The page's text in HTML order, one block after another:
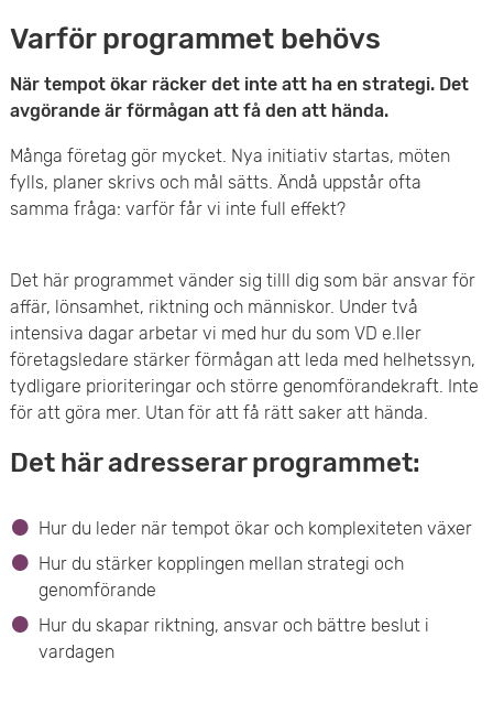
åVarför programmet behövs
När tempot ökar räcker det inte att ha en strategi. Det
avgörande är förmågan att få den att hända.
Många företag gör mycket. Nya initiativ startas, möten
fylls, planer skrivs och mål sätts. Ändå uppstår ofta
samma fråga: varför får vi inte full effekt?
Det här programmet vänder sig tilll dig som bär ansvar för
affär, lönsamhet, riktning och människor. Under två
intensiva dagar arbetar vi med hur du som VD e.ller
företagsledare stärker förmågan att leda med helhetssyn,
tydligare prioriteringar och större genomförandekraft. Inte
för att göra mer. Utan för att få rätt saker att hända.
Det här adresserar programmet:
Hur du leder när tempot ökar och komplexiteten växer
Hur du stärker kopplingen mellan strategi och
genomförande
Hur du skapar riktning, ansvar och bättre beslut i
vardagen